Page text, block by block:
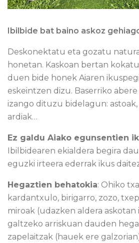
Ibilbide bat baino askoz
Deskonektatu eta gozatu
honetan. Kaskoan bertan
duen bide honek Aiaren
eskeintzen dizu. Baserriko
izango dituzu bidelagun:
ardiak…
Ez galdu Aiako egunsentien
Ibilbidearen ekialdera begira
eguzki irteera ederrak ikus
Hegaztien behatokia: Ohiko
kardantxulo, birigarro, zozo,
miroak (udazken aldera askotan
galtzeko arriskuan dauden
zapelaitzak (hauek ere